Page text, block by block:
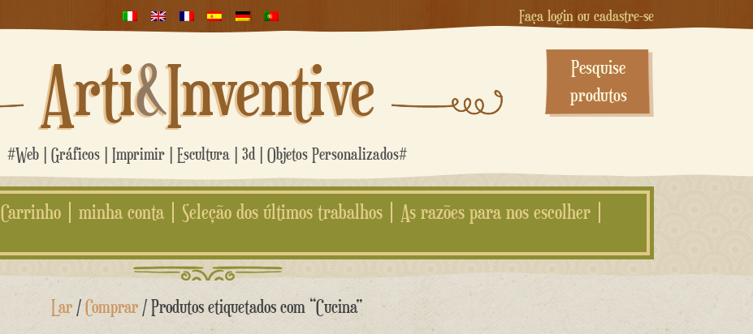
Faça login ou cadastre-se
Arti&Inventive
#Web | Gráficos | Imprimir | Escultura | 3d | Objetos Personalizados#
Pesquise
produtos
Carrinho minha conta Seleção dos últimos trabalhos
As razões para nos escolher
Lar /Comprar / Produtos etiquetados com “Cucina”